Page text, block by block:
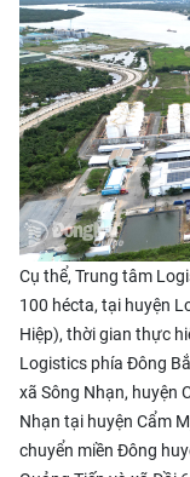
Cụ thể, Trung tâm
100 hécta, tại huyện
Hiệp), thời gian thực
Logistics phía Đông
xã Sông Nhạn, huyện
Nhạn tại huyện Cẩm
chuyển miền Đông